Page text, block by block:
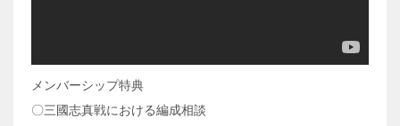
メンバーシップ特典
〇三國志真戦における編成相談